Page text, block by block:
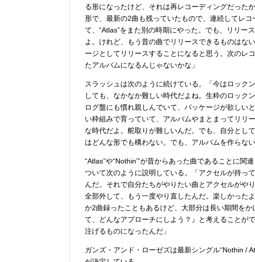
る形になったけど、それは再レコーディングだった
形で、最新の2曲も残っていたもので、連続してレ
て、“Atlas”をまた別の時期にやった。でも、リリー
よ。けれど、もう昔の曲でリリースできるものはな
ージとしてリリースすることになると思う。次のレ
たアルバムになるんじゃないかな」
スラッシュは次のように続けている。「今はロック
しても、なかなか難しい時代だよね。生粋のロック
ログ盤にも慣れ親しんでいて、パッケージが欲しい
い枠組みで育っていて、アルバムやまとまってリリ
な時代だよ。舵取りが難しいんだ。でも、自分とし
はどんな形でも構わない。でも、アルバムを作らな
“Atlas”や“Nothin’”が昔からあった曲であることに
ついて次のように説明している。「アクセルが持っ
んだ。それで自分たちがやりたい曲とアクセルがや
全部外して、もう一度やり直したんだ。楽しかった
か2曲録ったこともあるけど、大部分は長い期間を
て、どんなアプローチにしよう？』と考えることが
注げるものになったんだ」
ガンズ・アンド・ローゼズは最新シングル“Nothin /